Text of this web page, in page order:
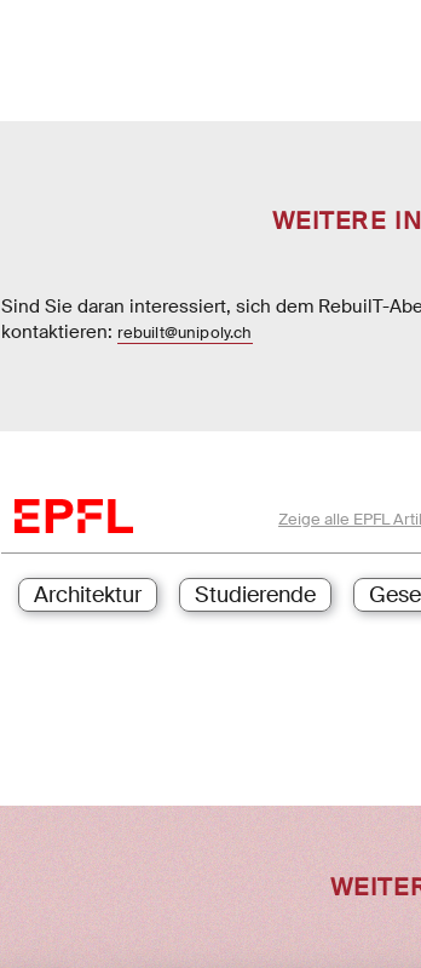
WEITERE
Sind Sie daran interessiert, sich dem RebuilT-
kontaktieren: rebuilt@unipoly.ch
Zeige alle EPFL
Architektur Studierende